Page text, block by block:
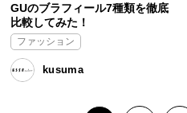
GUのブラフィール7種類を徹底
比較してみた！
ファッション
kusuma